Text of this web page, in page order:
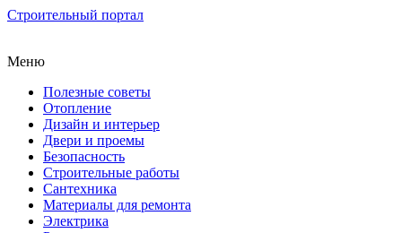
Строительный портал
Меню
Полезные советы
Отопление
Дизайн и интерьер
Двери и проемы
Безопасность
Строительные работы
Сантехника
Материалы для ремонта
Электрика